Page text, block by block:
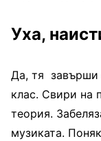
Уха,
Да, тя завърши
клас. Свири на
теория.
музиката.